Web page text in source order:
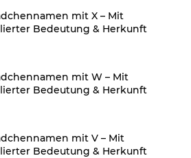
mit X – Mit
Bedeutung & Herkunft
mit W – Mit
Bedeutung & Herkunft
mit V – Mit
Bedeutung & Herkunft